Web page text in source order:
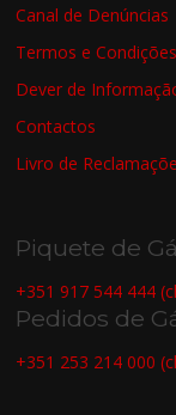
Canal de Denúncias
Termos e
Dever de
Contactos
Livro de
Piquete de
+351 917 544 444
Pedidos de
+351 253 214 000